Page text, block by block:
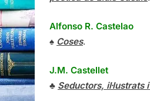
Alfonso R. Castelao
♠ Coses.
J.M. Castellet
♣ Seductors, il·lustrats